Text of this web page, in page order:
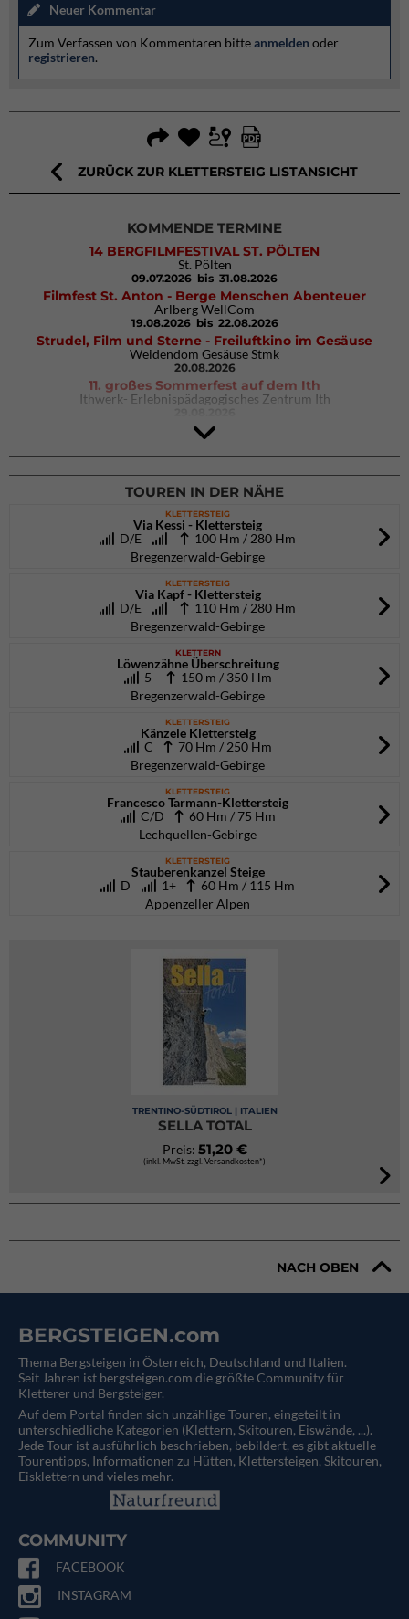
Neuer Kommentar
Zum Verfassen von Kommentaren bitteanmelden oder
registrieren.
ZURÜCK ZUR KLETTERSTEIG LISTANSICHT
KOMMENDE TERMINE
14 BERGFILMFESTIVAL ST. PÖLTEN
St. Pölten
09.07.2026 bis 31.08.2026
Filmfest St. Anton - Berge Menschen Abenteuer
Arlberg WellCom
19.08.2026 bis 22.08.2026
Strudel, Film und Sterne - Freiluftkino im Gesäuse
Weidendom Gesäuse Stmk
20.08.2026
11. großes Sommerfest auf dem Ith
Ithwerk- Erlebnispädagogisches Zentrum Ith
4Blocs KIDS 2026
DAV Kletter- & Boulderzentrum München Süd (Thalkirchen)
26.09.2026
TOUREN IN DER NÄHE
KLETTERSTEIG
Via Kessi - Klettersteig
D/E
100 Hm / 280 Hm
Bregenzerwald-Gebirge
KLETTERSTEIG
Via Kapf - Klettersteig
D/E
110 Hm / 280 Hm
Bregenzerwald-Gebirge
KLETTERN
Löwenzähne Überschreitung
5- 150 m / 350 Hm
Bregenzerwald-Gebirge
KLETTERSTEIG
Känzele Klettersteig
C 70 Hm / 250 Hm
Bregenzerwald-Gebirge
KLETTERSTEIG
Francesco Tarmann-Klettersteig
C/D 60 Hm / 75 Hm
Lechquellen-Gebirge
KLETTERSTEIG
Stauberenkanzel Steige
D
1+
60 Hm / 115 Hm
Appenzeller Alpen
TRENTINO-SÜDTIROL | ITALIEN
SELLA TOTAL
Preis: 51,20 €
(inkl. MwSt. zzgl. Versandkosten*)
NACH OBEN
BERGSTEIGEN.com
Thema Bergsteigen in Österreich, Deutschland und Italien.
Seit Jahren ist bergsteigen.com die größte Community für
Kletterer und Bergsteiger.
Auf dem Portal finden sich unzählige Touren, eingeteilt in
unterschiedliche Kategorien (Klettern, Skitouren, Eiswände, ...).
Jede Tour ist ausführlich beschrieben, bebildert, es gibt aktuelle
Tourentipps, Informationen zu Hütten, Klettersteigen, Skitouren,
Eisklettern und vieles mehr.
COMMUNITY
FACEBOOK
INSTAGRAM